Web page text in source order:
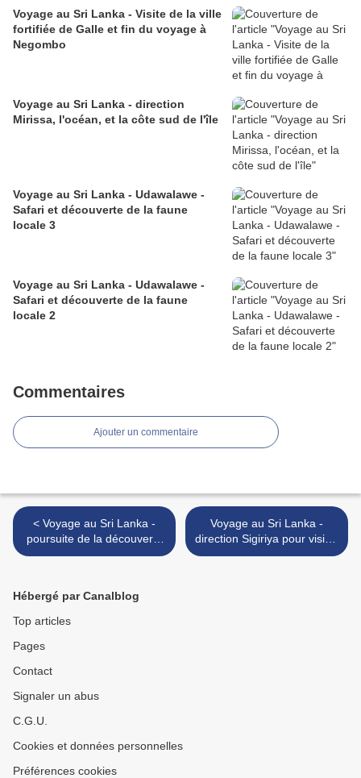
Voyage au Sri Lanka - Visite de la ville
fortifiée de Galle et fin du voyage à
Negombo
Voyage au Sri Lanka - direction
Mirissa, l'océan, et la côte sud de l'île
Voyage au Sri Lanka - Udawalawe -
Safari et découverte de la faune
locale 3
Voyage au Sri Lanka - Udawalawe -
Safari et découverte de la faune
locale 2
Commentaires
Ajouter un commentaire
< Voyage au Sri Lanka -
poursuite de la découverte
de la cité d'Anarâdhapura
Voyage au Sri Lanka -
direction Sigiriya pour visiter
des monastères
Hébergé par Canalblog
Top articles
Pages
Contact
Signaler un abus
C.G.U.
Cookies et données personnelles
Préférences cookies